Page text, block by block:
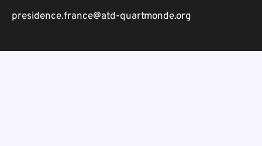
presidence.france@atd-quartmonde.org